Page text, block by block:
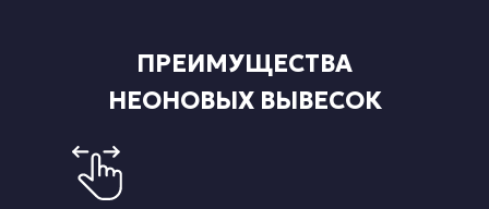
ПРЕИМУЩЕСТВА
НЕОНОВЫХ ВЫВЕСОК